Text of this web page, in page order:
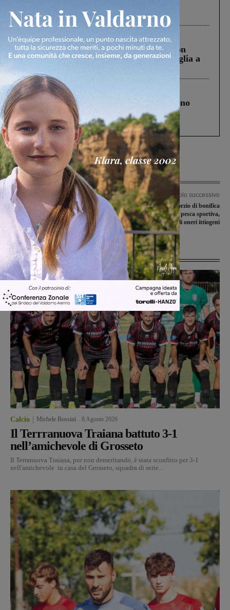
Pnrr, il gruppo di Fratelli d’Italia: “Un
ringraziamento al Governo”
Cronaca 3 Agosto 2026
Scomparso da una struttura di Castiglion
Fiorentino l’uomo che aveva ucciso la figlia a
Levane nel 2020
Cronaca 4 Agosto 2026
Un anno fa la strage in A1 in cui morirono
Gianni, Giulia e Franco. Lo schianto, il
processo, lo stop ai sorpassi fra tir....
Articolo precedente
Valdarnesi di Promozione al tappeto
nella terza di ritorno
Articolo successivo
Intervento del Consorzio di bonifica
sul campo di pesca sportiva,
finanziato con gli oneri ittiogeni
Ultime Notizie
Calcio Michele Bossini 8 Agosto 2026
Il Terrranuova Traiana battuto 3-1
nell’amichevole di Grosseto
Il Terranuova Traiana, pur non demeritando, è stata sconfitto per 3-1
nell'amichevole in casa del Grosseto, squadra di serie...